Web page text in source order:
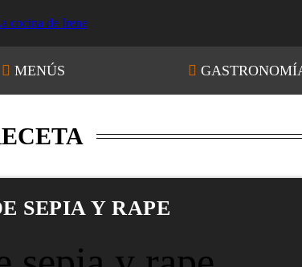
MENÚS
SEPIA Y RAPE